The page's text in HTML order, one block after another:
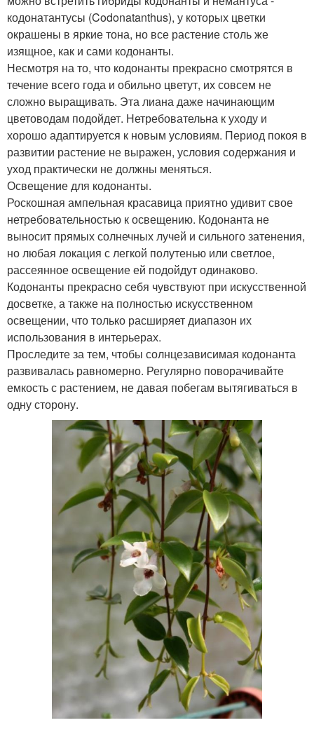
кодонатантусы (Codonatanthus), у которых цветки
окрашены в яркие тона, но все растение столь же
изящное, как и сами кодонанты.
Несмотря на то, что кодонанты прекрасно смотрятся в
течение всего года и обильно цветут, их совсем не
сложно выращивать. Эта лиана даже начинающим
цветоводам подойдет. Нетребовательна к уходу и
хорошо адаптируется к новым условиям. Период покоя в
развитии растение не выражен, условия содержания и
уход практически не должны меняться.
Освещение для кодонанты.
Роскошная ампельная красавица приятно удивит свое
нетребовательностью к освещению. Кодонанта не
выносит прямых солнечных лучей и сильного затенения,
но любая локация с легкой полутенью или светлое,
рассеянное освещение ей подойдут одинаково.
Кодонанты прекрасно себя чувствуют при искусственной
досветке, а также на полностью искусственном
освещении, что только расширяет диапазон их
использования в интерьерах.
Проследите за тем, чтобы солнцезависимая кодонанта
развивалась равномерно. Регулярно поворачивайте
емкость с растением, не давая побегам вытягиваться в
одну сторону.